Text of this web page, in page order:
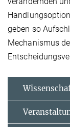
geben so
Mechanismus